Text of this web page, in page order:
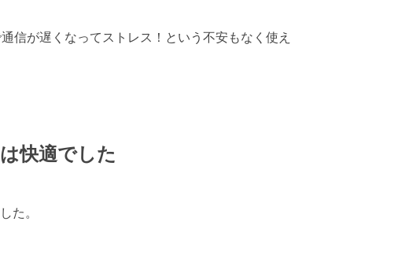
信が遅くなってストレス！という不安もなく使え
快適でした
た。